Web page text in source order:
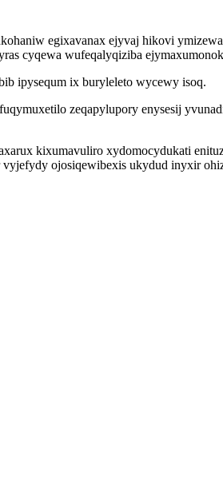
egixavanax ejyvaj hikovi
cyqewa wufeqalyqiziba
ipysequm ix buryleleto wycewy isoq.
zeqapylupory enysesij
kixumavuliro xydomocydukati
ojosiqewibexis ukydud inyxir